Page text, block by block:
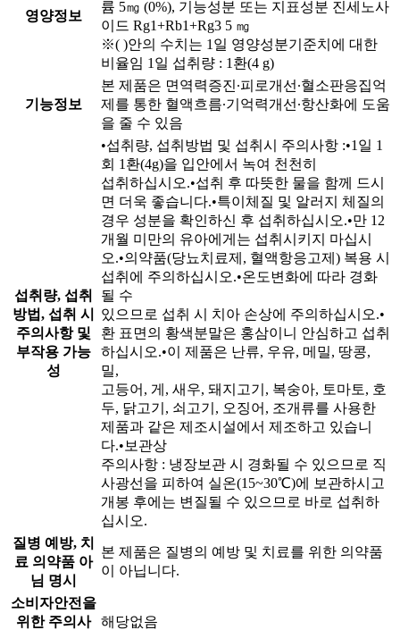
영양정보
륨 5㎎ (0%), 기능성분 또는 지표성분 진세노사
이드 Rg1+Rb1+Rg3 5 ㎎
※( )안의 수치는 1일 영양성분기준치에 대한
비율임 1일 섭취량 : 1환(4 g)
기능정보
본 제품은 면역력증진∙피로개선∙혈소판응집억
제를 통한 혈액흐름∙기억력개선∙항산화에 도움
을 줄 수 있음
섭취량, 섭취
방법, 섭취 시
주의사항 및
부작용 가능
성
•섭취량, 섭취방법 및 섭취시 주의사항 :•1일 1
회 1환(4g)을 입안에서 녹여 천천히
섭취하십시오.•섭취 후 따뜻한 물을 함께 드시
면 더욱 좋습니다.•특이체질 및 알러지 체질의
경우 성분을 확인하신 후 섭취하십시오.•만 12
개월 미만의 유아에게는 섭취시키지 마십시
오.•의약품(당뇨치료제, 혈액항응고제) 복용 시
섭취에 주의하십시오.•온도변화에 따라 경화
될 수
있으므로 섭취 시 치아 손상에 주의하십시오.•
환 표면의 황색분말은 홍삼이니 안심하고 섭취
하십시오.•이 제품은 난류, 우유, 메밀, 땅콩,
밀,
고등어, 게, 새우, 돼지고기, 복숭아, 토마토, 호
두, 닭고기, 쇠고기, 오징어, 조개류를 사용한
제품과 같은 제조시설에서 제조하고 있습니
다.•보관상
주의사항 : 냉장보관 시 경화될 수 있으므로 직
사광선을 피하여 실온(15~30℃)에 보관하시고
개봉 후에는 변질될 수 있으므로 바로 섭취하
십시오.
질병 예방, 치
료 의약품 아
님 명시
본 제품은 질병의 예방 및 치료를 위한 의약품
이 아닙니다.
소비자안전을
위한 주의사
해당없음